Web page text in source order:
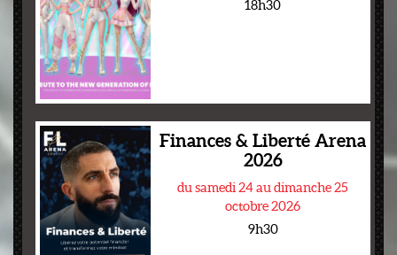
18h30
Finances & Liberté Arena
2026
du samedi 24 au dimanche 25
octobre 2026
9h30